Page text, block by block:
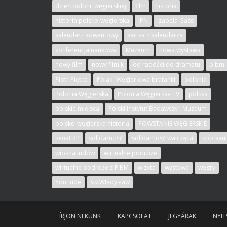
dzień polonii węgierskiej film
historia
historia polsko-węgierska
IPN
Izabela Gass
kalendarz adwentowy
kartka z kalendarza
konferencja naukowa
Muzeum
nowa wystawa
nowy film
nowy filmik od radości do dramatu
pibm
Piotr Piętka
Polak- Węgier dwa bratanki
polonia
Polonia Węgierska
Polonia Węgierska TV
polska
polskie miejsca
Polski Instytut Badawczy i Muzeum
polsko-węgierska historia
POWSTANIE WĘGIERSKIE
senat RP
solidarność solidarność walcząca
wiosna ludów
wirtualne podróże
wirtualne podróże z PIBM
wizyta wystawa
węgry
YouTube
św.Władysław
ÍRJON NEKÜNK KAPCSOLAT JEGYÁRAK